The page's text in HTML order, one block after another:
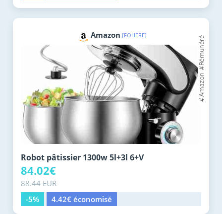
Amazon [FOHERE]
Robot pâtissier 1300w 5l+3l 6+V
84.02€
88.44 EUR
-5%
4.42€ économisé